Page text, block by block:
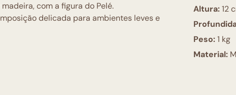
com a figura do Pelé.
delicada para ambientes leves e
Altura:12
Peso:1 kg
Material: